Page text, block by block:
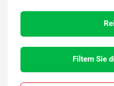
Filtern Sie